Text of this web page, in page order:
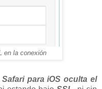
en la conexión
Safari para iOS oculta el